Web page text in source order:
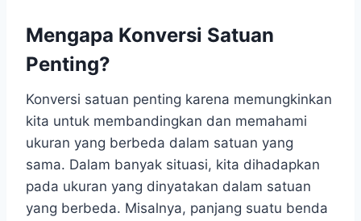
Mengapa Konversi Satuan
Penting?
Konversi satuan penting karena memungkinkan
kita untuk membandingkan dan memahami
ukuran yang berbeda dalam satuan yang
sama. Dalam banyak situasi, kita dihadapkan
pada ukuran yang dinyatakan dalam satuan
yang berbeda. Misalnya, panjang suatu benda